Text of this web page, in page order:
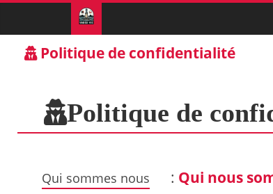
Politique de confidentialité
Politique de
Qui sommes nous : Qui nous